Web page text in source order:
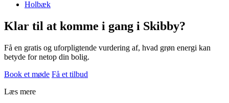
Holbæk
Klar til at komme i gang i Skibby?
Få en gratis og uforpligtende vurdering af, hvad grøn energi kan
betyde for netop din bolig.
Book et møde Få et tilbud
Læs mere